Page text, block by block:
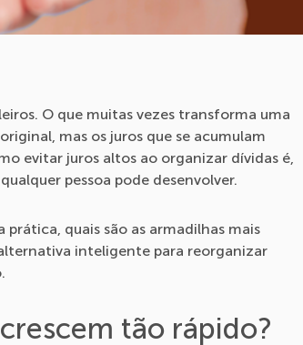
O que muitas vezes transforma uma
mas os juros que se acumulam
evitar juros altos ao organizar dívidas é,
pessoa pode desenvolver.
quais são as armadilhas mais
inteligente para reorganizar
tão rápido?